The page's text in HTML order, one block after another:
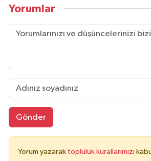
Yorumlar
Gönder
Yorum yazarak topluluk kurallarımızı